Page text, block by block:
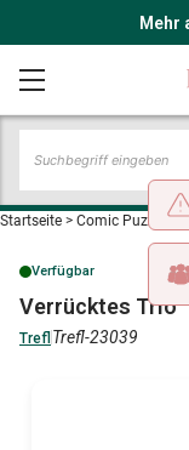
Mehr
Startseite > Comic Puzzles >
Verfügbar
Verrücktes Trio
Trefl Trefl-23039